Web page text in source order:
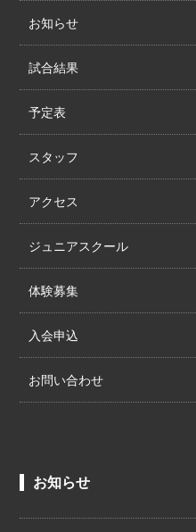
お知らせ
試合結果
予定表
スタッフ
アクセス
ジュニアスクール
体験募集
入会申込
お問い合わせ
お知らせ